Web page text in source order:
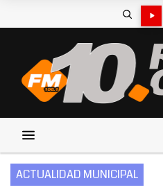
ACTUALIDAD MUNICIPAL